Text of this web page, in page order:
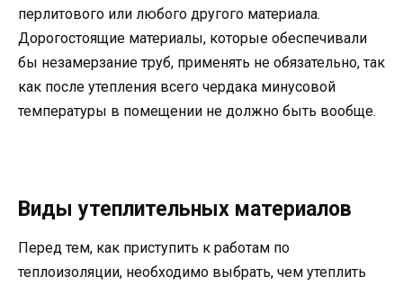
перлитового или любого другого материала.
Дорогостоящие материалы, которые обеспечивали
бы незамерзание труб, применять не обязательно, так
как после утепления всего чердака минусовой
температуры в помещении не должно быть вообще.
Виды утеплительных материалов
Перед тем, как приступить к работам по
теплоизоляции, необходимо выбрать, чем утеплить